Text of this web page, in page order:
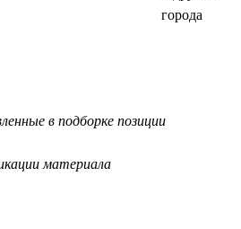
города
в подборке позиции
материала